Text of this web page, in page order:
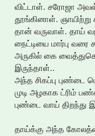
விட்டாள். சரோஜா
தூங்கினாள்.
தான் வருவாள். தாய்
நைட்டியை மார்பு வரை
அருகில் கை
இருந்தாள்..
அந்த சிகப்பு புண்டை
முடி அழகாக ட்ரிம்
புண்டை வாய் திறந்து
தாய்க்கு அந்த